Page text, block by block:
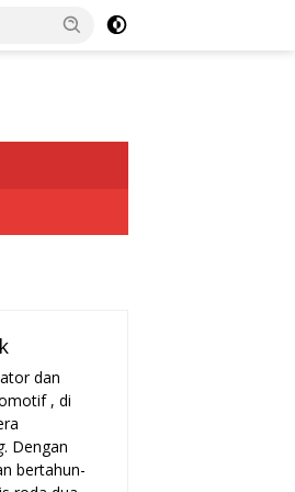
Rekomendasi Motor Matic Irit
dan
, di
. Dengan
bertahun-